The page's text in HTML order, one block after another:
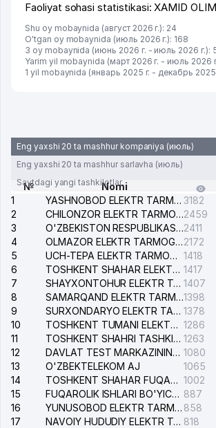
Faoliyat sohasi statistikasi: XAMID
Shu oy mobaynida (август 2026 г.): 24
O'tgan oy mobaynida (июль 2026 г.): 168
3 oy mobaynida (июнь 2026 г. - июль 2026 г.):
Yarim yil mobaynida (март 2026 г. - июль 2026
1 yil mobaynida (январь 2025 г. - декабрь 2025
Eng yaxshi 20 ta mashhur kompaniya (июль)
Eng yaxshi 20 ta mashhur sarlavha (июль)
Saytdagi yangi tashkilotlar
№
Nomi
1
YASHNOBOD ELEKTR TARMOG'I NOSOZLIKLARI XIZMATI 3182
2
CHILONZOR ELEKTR TARMOG'I NOSOZLIK XIZMATI2459
3
O'ZBEKISTON RESPUBLIKASI BOSH PROKURATURASI ISHONCH TELEFONI2411
4
OLMAZOR ELEKTR TARMOG'I NOSOZLIKLARI XIZMATI2172
5
UCH-TEPA ELEKTR TARMOG'I NOSOZLIKLARI XIZMATI 1418
6
TOSHKENT SHAHAR ELEKTR TARMOQLARI KORXONASI AJ 1417
7
SHAYXONTOHUR ELEKTR TARMOG'I NOSOZLIKLARINI TUZATISH XIZMATI 1407
8
SAMARQAND ELEKTR TARMOQLARI AJ1398
9
SURXONDARYO ELEKTR TARMOQLARI AJ 1378
10
TOSHKENT TUMANI ELEKTR TARMOG'I AVARIYA XIZMATI 1286
11
TOSHKENT SHAHRI TASHKILOT TELEFONLARI HAQIDA MA'LUMOT BYUROSI 1263
12
DAVLAT TEST MARKAZINING ISHONCH TELEFONLARI 1080
13
O'ZBEKTELEKOM AJ
1065
14
TOSHKENT SHAHAR FUQAROLIK ISHLARI BO'YICHA SUDI 1002
15
FUQAROLIK ISHLARI BO'YICHA YAKKASAROY TUMANLARARO SUDI 887
16
YUNUSOBOD ELEKTR TARMOG'I NOSOZLIKLARI XIZMATI 858
17
NAVOIY HUDUDIY ELEKTR TARMOQLARI KORXONASI AJ 818